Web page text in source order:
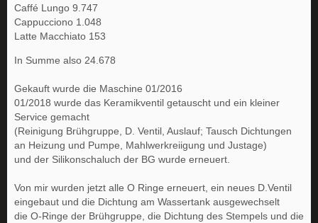
Caffé Lungo 9.747
Cappucciono 1.048
Latte Macchiato 153
In Summe also 24.678
Gekauft wurde die Maschine 01/2016
01/2018 wurde das Keramikventil getauscht und ein kleiner
Service gemacht
(Reinigung Brühgruppe, D. Ventil, Auslauf; Tausch Dichtungen
an Heizung und Pumpe, Mahlwerkreiigung und Justage)
und der Silikonschaluch der BG wurde erneuert.
Von mir wurden jetzt alle O Ringe erneuert, ein neues D.Ventil
eingebaut und die Dichtung am Wassertank ausgewechselt
die O-Ringe der Brühgruppe, die Dichtung des Stempels und die